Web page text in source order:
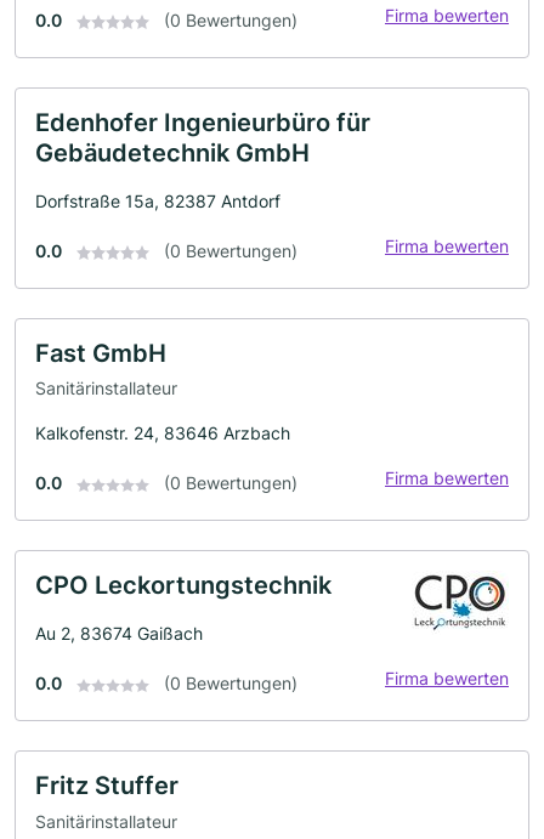
0.0 (0 Bewertungen) Firma bewerten
Edenhofer Ingenieurbüro für
Gebäudetechnik GmbH
Dorfstraße 15a, 82387 Antdorf
0.0 (0 Bewertungen) Firma bewerten
Fast GmbH
Sanitärinstallateur
Kalkofenstr. 24, 83646 Arzbach
0.0 (0 Bewertungen) Firma bewerten
CPO Leckortungstechnik
Au 2, 83674 Gaißach
0.0 (0 Bewertungen) Firma bewerten
Fritz Stuffer
Sanitärinstallateur